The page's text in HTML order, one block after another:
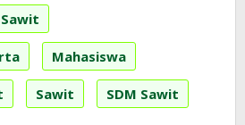
Mahasiswa
Sawit SDM Sawit